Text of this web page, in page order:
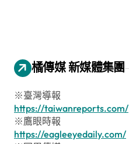
橘傳媒 新媒體集團
※臺灣導報
https://taiwanreports.com/
※鷹眼時報
https://eagleeyedaily.com/